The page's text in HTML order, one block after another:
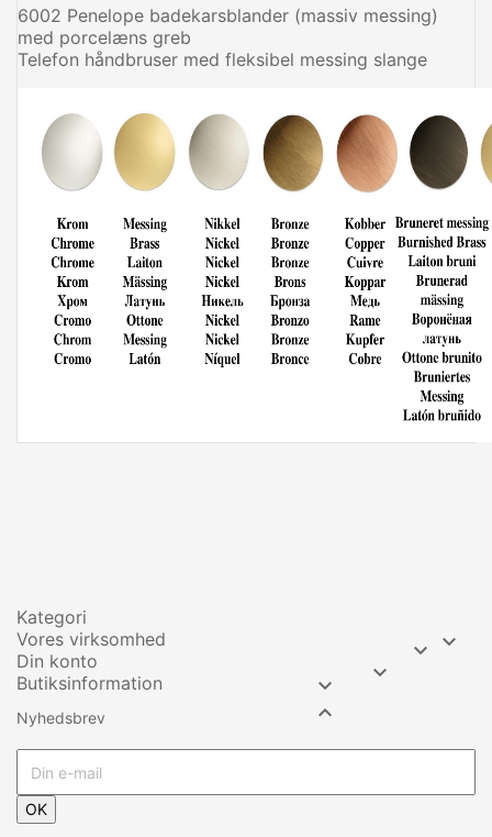
6002 Penelope badekarsblander (massiv messing)
med porcelæns greb
Telefon håndbruser med fleksibel messing slange
Kategori

Vores virksomhed 
Din konto 
Butiksinformation


Nyhedsbrev
OK